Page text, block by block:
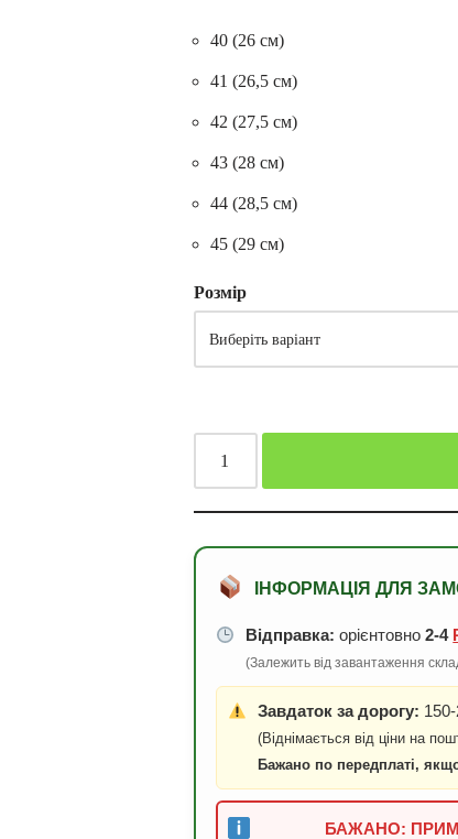
40 (26 см)
41 (26,5 см)
42 (27,5 см)
43 (28 см)
44 (28,5 см)
45 (29 см)
Розмір
ІНФОРМАЦІЯ ДЛЯ
Відправка: орієнтовно2-4
(Залежить від завантаження
Завдаток за дорогу:
(Віднімається від ціни на
Бажано по передплаті,
БАЖАНО: